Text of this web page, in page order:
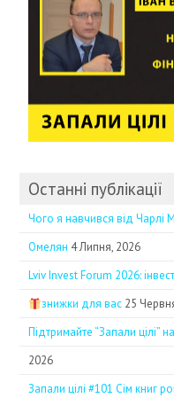
Останні публікації
Чого я навчився від Чарлі
Омелян 4 Липня, 2026
Lviv Invest Forum 2026:
знижки для вас 25
Підтримайте “Запали цілі”
2026
Запали цілі #101 Сім книг